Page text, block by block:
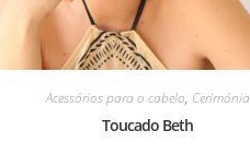
Acessórios para o cabelo, Cerimónia
Toucado Beth